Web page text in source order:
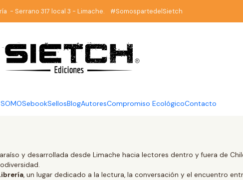
ebookSellosBlogAutoresCompromiso EcológicoContacto
- Serrano 317 local 3 - Limache. #SomospartedelSietch
Inicio Refund Policy
Refund Policy
y desarrollada desde Limache hacia lectores dentro y fuera de
, un lugar dedicado a la lectura, la conversación y el encuentro